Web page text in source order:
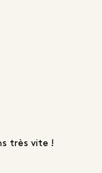
très vite !